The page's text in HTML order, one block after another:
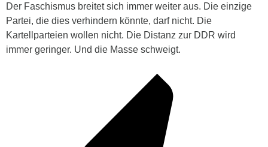
Der Faschismus breitet sich immer weiter aus. Die einzige
Partei, die dies verhindern könnte, darf nicht. Die
Kartellparteien wollen nicht. Die Distanz zur DDR wird
immer geringer. Und die Masse schweigt.